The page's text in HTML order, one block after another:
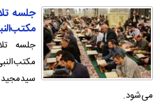
جلسه
جلسه
می‌شود.